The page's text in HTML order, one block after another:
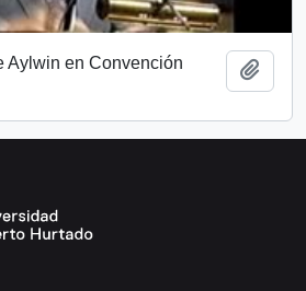
Aylwin en Convención